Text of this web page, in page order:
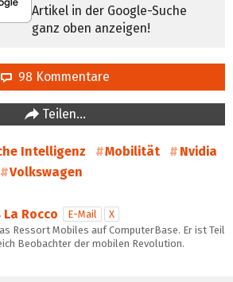
Artikel in der Google-Suche
ganz oben anzeigen!
98 Kommentare
Teilen…
Intelligenz Mobilität
Nvidia
Volkswagen
Rocco E-Mail
X
Ressort Mobiles auf ComputerBase. Er ist Teil
Beobachter der mobilen Revolution.